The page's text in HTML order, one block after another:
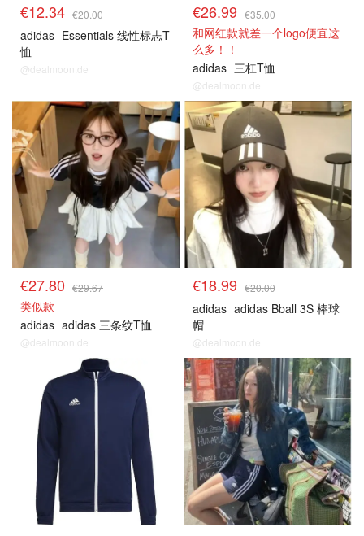
€12.34 €20.00
adidas Essentials 线性标志T
恤
@dealmoon.de
€26.99 €35.00
和网红款就差一个logo便宜这
么多！！
adidas 三杠T恤
@dealmoon.de
€27.80 €29.67
类似款
adidas adidas 三条纹T恤
@dealmoon.de
€18.99 €20.00
adidas adidas Bball 3S 棒球
帽
@dealmoon.de